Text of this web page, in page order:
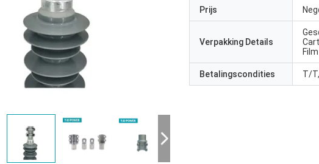
Prijs
Verpakking Details
Film
Betalingscondities T/